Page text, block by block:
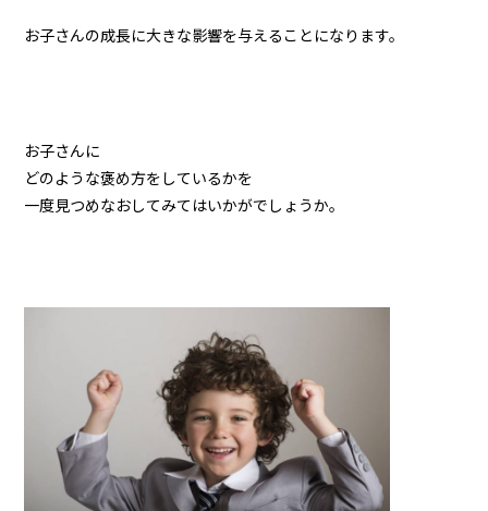
お子さんの成長に大きな影響を与えることになります。
お子さんに
どのような褒め方をしているかを
一度見つめなおしてみてはいかがでしょうか。